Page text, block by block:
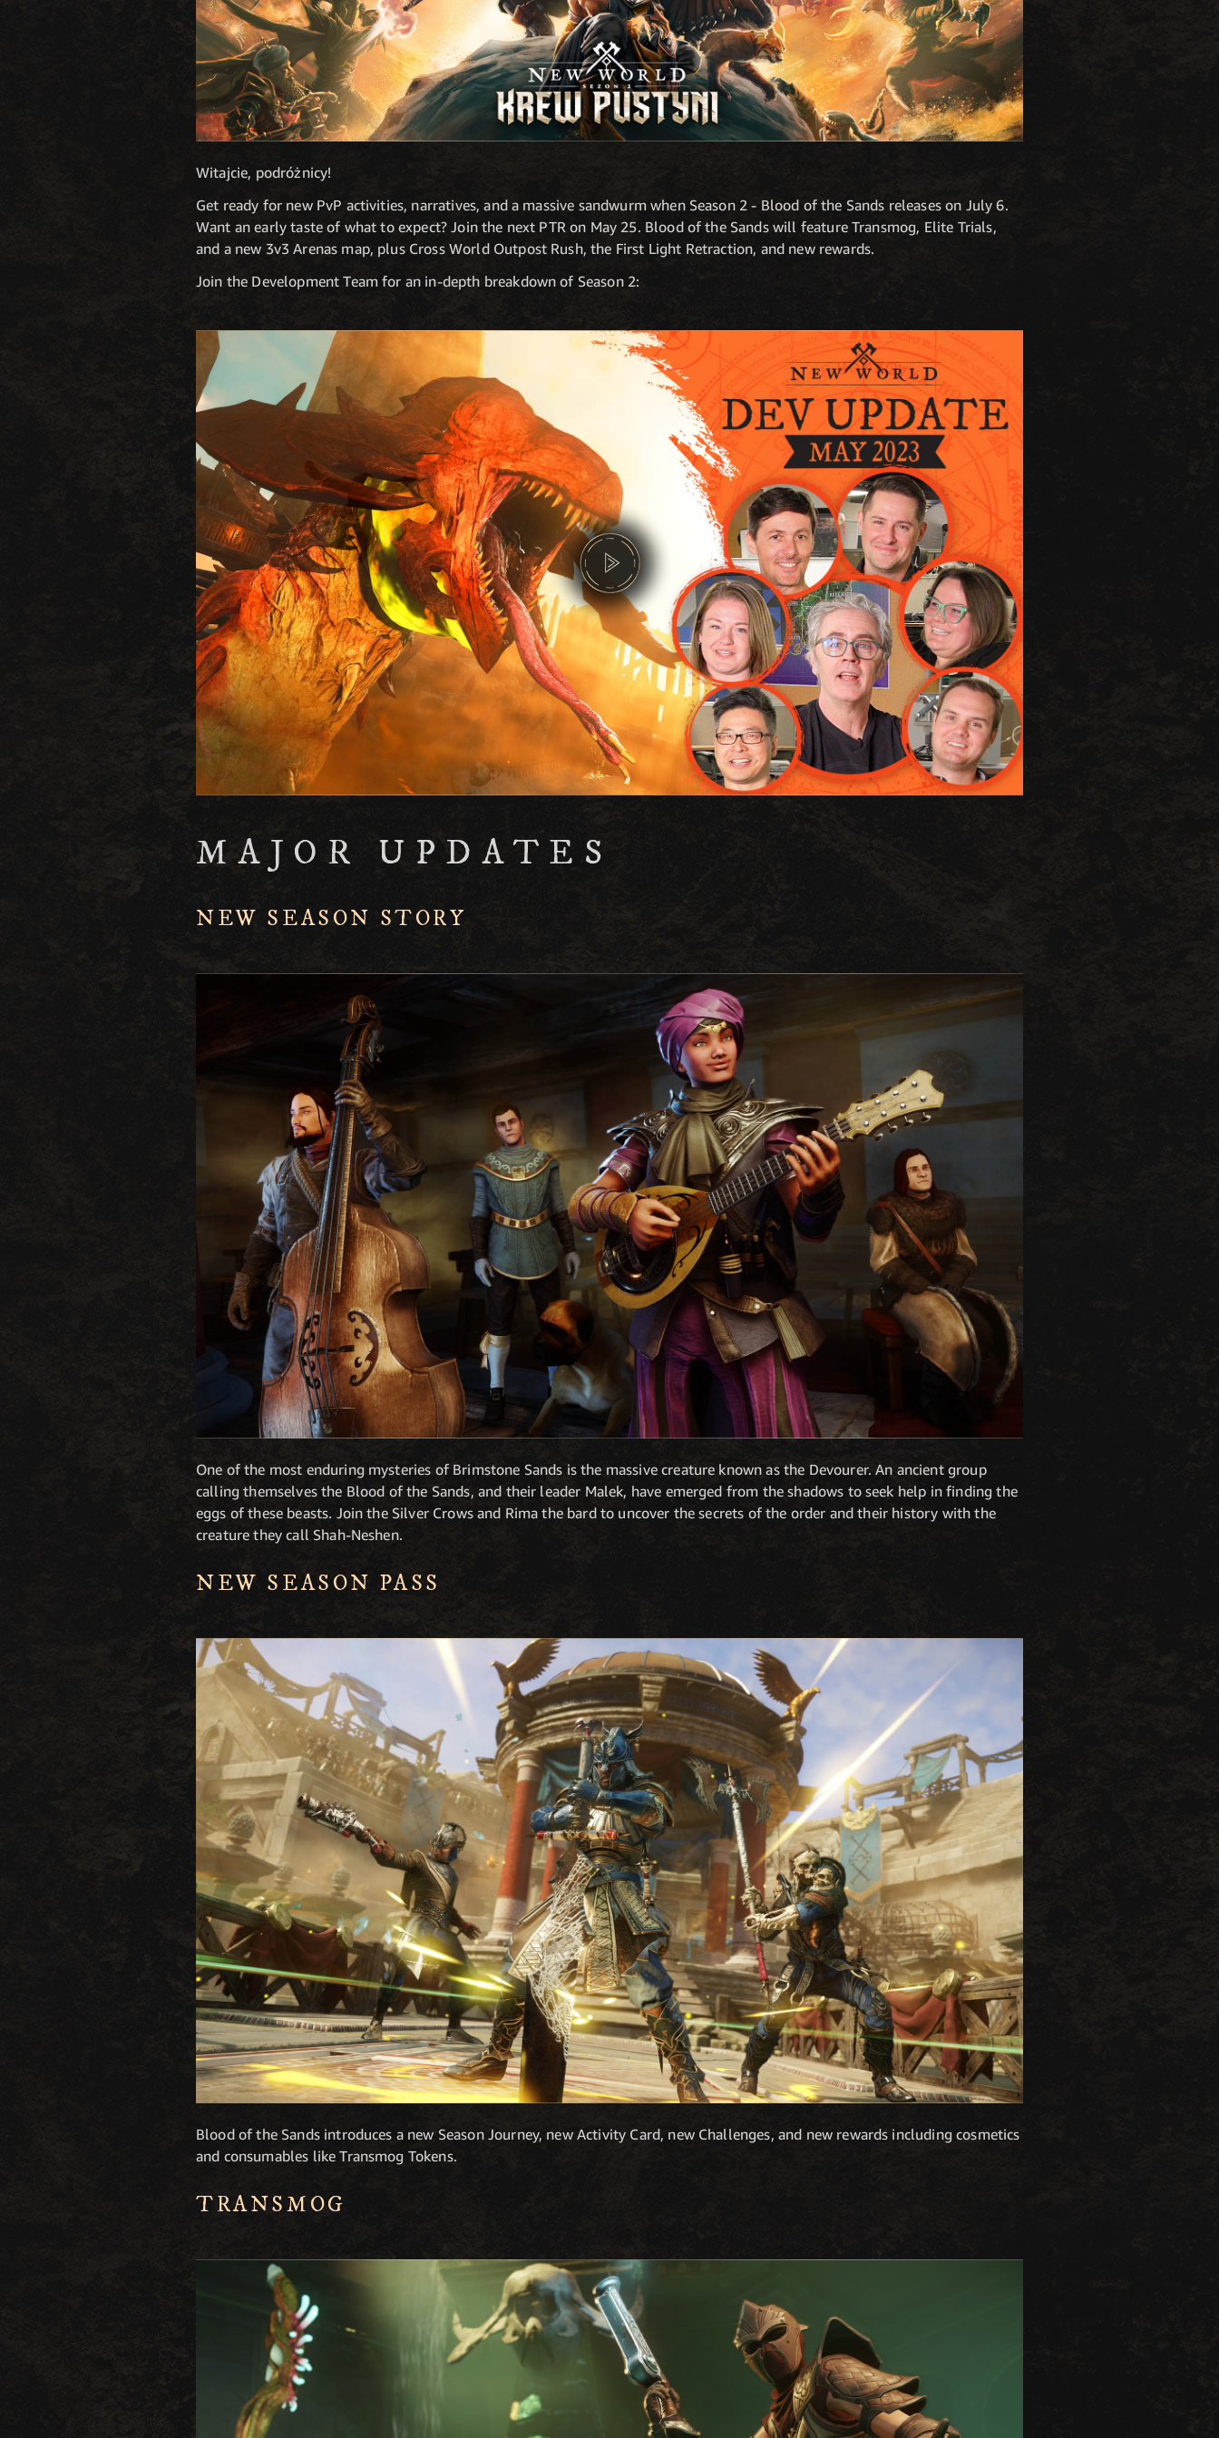
Witajcie, podróżnicy!
Get ready for new PvP activities, narratives, and a massive sandwurm when Season 2 - Blood of the Sands releases on July 6.
Want an early taste of what to expect? Join the next PTR on May 25. Blood of the Sands will feature Transmog, Elite Trials,
and a new 3v3 Arenas map, plus Cross World Outpost Rush, the First Light Retraction, and new rewards.
Join the Development Team for an in-depth breakdown of Season 2:
MAJOR UPDATES
NEW SEASON STORY
One of the most enduring mysteries of Brimstone Sands is the massive creature known as the Devourer. An ancient group
calling themselves the Blood of the Sands, and their leader Malek, have emerged from the shadows to seek help in finding the
eggs of these beasts. Join the Silver Crows and Rima the bard to uncover the secrets of the order and their history with the
creature they call Shah-Neshen.
NEW SEASON PASS
Blood of the Sands introduces a new Season Journey, new Activity Card, new Challenges, and new rewards including cosmetics
and consumables like Transmog Tokens.
TRANSMOG